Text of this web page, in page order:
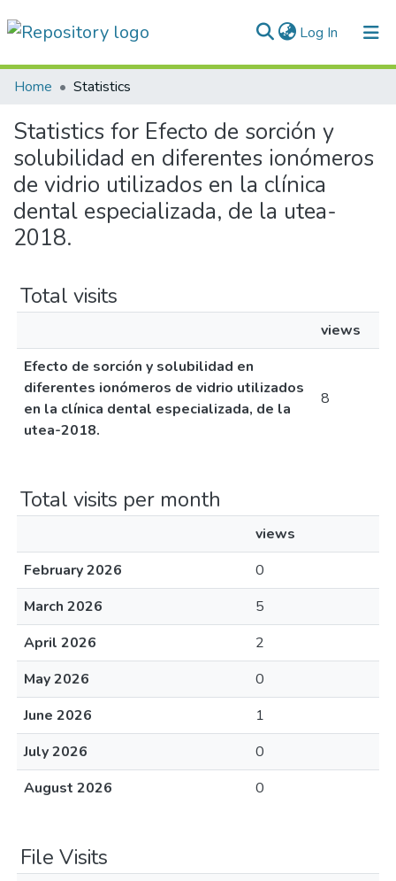
Log In (current)
Communities & Collections
All of DSpace
Normativas
Home Statistics
Statistics for Efecto de sorción y
solubilidad en diferentes ionómeros
de vidrio utilizados en la clínica
dental especializada, de la utea-
2018.
Total visits
views
Efecto de sorción y solubilidad en
diferentes ionómeros de vidrio utilizados
en la clínica dental especializada, de la
utea-2018.
8
Total visits per month
views
February 2026
0
March 2026
5
April 2026
2
May 2026
0
June 2026
1
July 2026
0
August 2026
0
File Visits